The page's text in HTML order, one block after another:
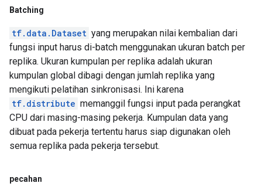
Batching
tf.data.Dataset yang merupakan nilai kembalian dari
fungsi input harus di-batch menggunakan ukuran batch per
replika. Ukuran kumpulan per replika adalah ukuran
kumpulan global dibagi dengan jumlah replika yang
mengikuti pelatihan sinkronisasi. Ini karena
tf.distribute memanggil fungsi input pada perangkat
CPU dari masing-masing pekerja. Kumpulan data yang
dibuat pada pekerja tertentu harus siap digunakan oleh
semua replika pada pekerja tersebut.
pecahan